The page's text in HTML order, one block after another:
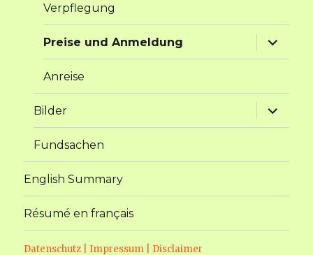
Verpflegung
Preise und Anmeldung
Anreise
Bilder
Fundsachen
English Summary
Résumé en français
Datenschutz Impressum Disclaimer